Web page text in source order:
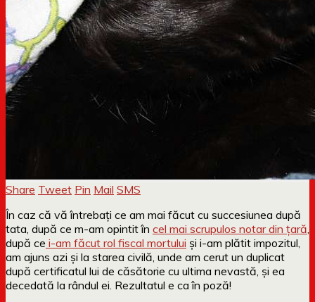
Share Tweet Pin Mail SMS
În caz că vă întrebați ce am mai făcut cu succesiunea după
tata, după ce m-am opintit în cel mai scrupulos notar din țară
după ce i-am făcut rol fiscal mortului și i-am plătit impozitul,
am ajuns azi și la starea civilă, unde am cerut un duplicat
după certificatul lui de căsătorie cu ultima nevastă, și ea
decedată la rândul ei. Rezultatul e ca în poză!